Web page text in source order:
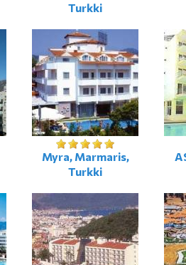
Turkki
Myra, Marmaris,
Turkki